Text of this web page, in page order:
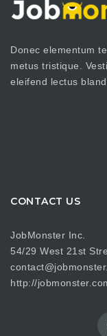
Donec elementum
metus tristique.
eleifend lectus
CONTACT US
JobMonster Inc.
54/29 West 21st
http://